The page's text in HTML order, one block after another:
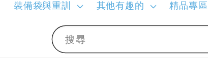
搜尋
裝備袋與重訓 其他有趣的 精品專區